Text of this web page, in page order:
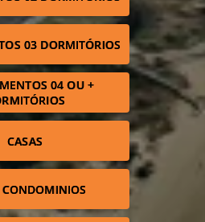
03 DORMITÓRIOS
04 OU +
CASAS
CONDOMINIOS